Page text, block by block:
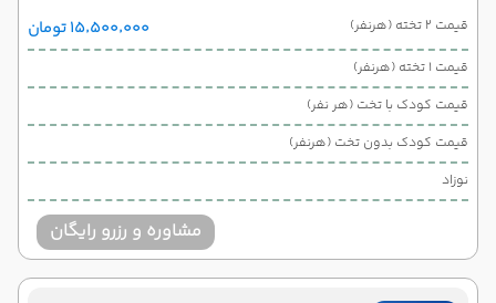
قیمت 2 تخته (هرنفر) ۱۵٬۵۰۰٬۰۰۰ تومان
قیمت 1 تخته (هرنفر)
قیمت کودک با تخت (هر نفر)
قیمت کودک بدون تخت (هرنفر)
نوزاد
مشاوره و رزرو رایگان